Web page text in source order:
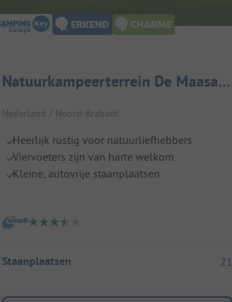
Natuurkampeerterrein De Maasakker
Nederland / Noord-Brabant
Heerlijk rustig voor natuurliefhebbers
Viervoeters zijn van harte welkom
Kleine, autovrije staanplaatsen
Staanplaatsen 21